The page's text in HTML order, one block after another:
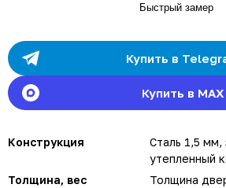
Быстрый замер
Купить в
Купить в MAX
Конструкция
Сталь 1,5 мм,
утепленный
Толщина, вес
Толщина